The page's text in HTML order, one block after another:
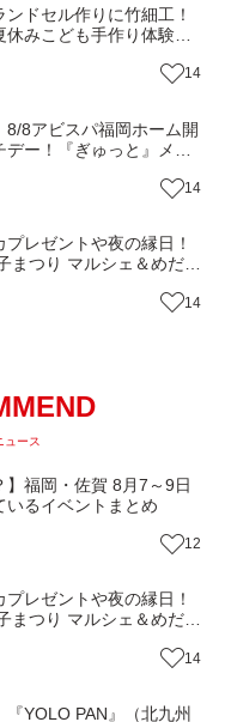
ンドセル作りに竹細工！
みこども手作り体験』
】
14
8/8アビスパ福岡ホーム開
ー！『ぎゅっと』メン
14
プレゼントや夜の縁日！
まつり マルシェ＆めだ
14
ュース
】福岡・佐賀 8月7～9日
いるイベントまとめ
12
プレゼントや夜の縁日！
まつり マルシェ＆めだ
14
『YOLO PAN』（北九州